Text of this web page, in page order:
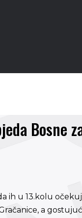
Bosne
ih u 13.kolu
a